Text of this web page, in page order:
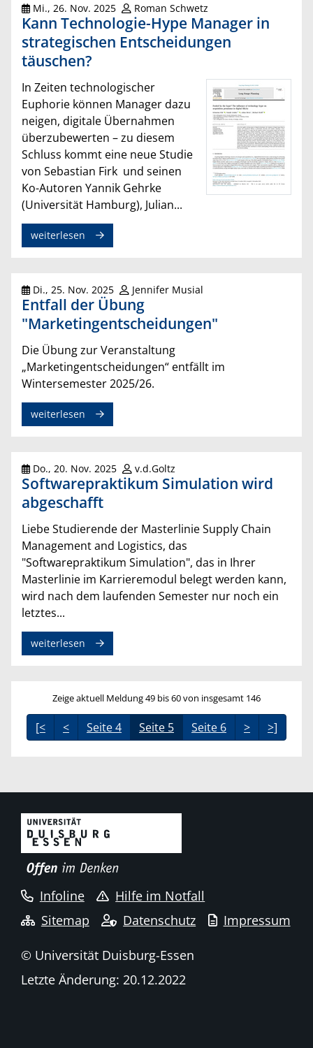
Mi., 26. Nov. 2025 Roman Schwetz
Kann Technologie-Hype Manager in
strategischen Entscheidungen
täuschen?
In Zeiten technologischer
Euphorie können Manager dazu
neigen, digitale Übernahmen
überzubewerten – zu diesem
Schluss kommt eine neue Studie
von Sebastian Firk und seinen
Ko-Autoren Yannik Gehrke
(Universität Hamburg), Julian...
weiterlesen
Di., 25. Nov. 2025 Jennifer Musial
Entfall der Übung
"Marketingentscheidungen"
Die Übung zur Veranstaltung
„Marketingentscheidungen“ entfällt im
Wintersemester 2025/26.
weiterlesen
Do., 20. Nov. 2025 v.d.Goltz
Softwarepraktikum Simulation wird
abgeschafft
Liebe Studierende der Masterlinie Supply Chain
Management and Logistics, das
"Softwarepraktikum Simulation", das in Ihrer
Masterlinie im Karrieremodul belegt werden kann,
wird nach dem laufenden Semester nur noch ein
letztes...
weiterlesen
Zeige aktuell Meldung 49 bis 60 von insgesamt 146
[< < Seite 4 Seite 5 Seite 6 > >]
Infoline
Hilfe im Notfall
Sitemap
Datenschutz Impressum
© Universität Duisburg-Essen
Letzte Änderung: 20.12.2022